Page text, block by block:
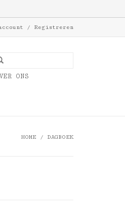
/ Registreren
ONS
HOME / DAGBOEK